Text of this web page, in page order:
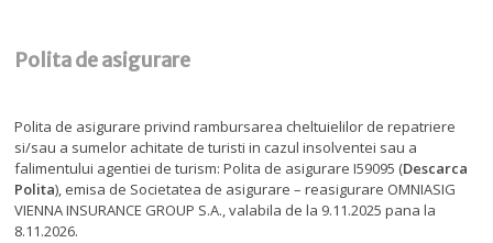
Polita de asigurare
Polita de asigurare privind rambursarea cheltuielilor de repatriere
si/sau a sumelor achitate de turisti in cazul insolventei sau a
falimentului agentiei de turism: Polita de asigurare I59095 (Descarca
Polita), emisa de Societatea de asigurare – reasigurare OMNIASIG
VIENNA INSURANCE GROUP S.A., valabila de la 9.11.2025 pana la
8.11.2026.